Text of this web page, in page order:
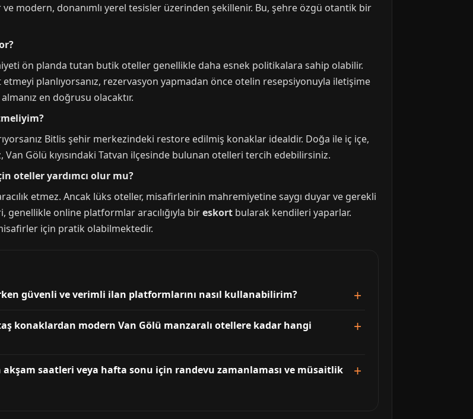
modern, donanımlı yerel tesisler üzerinden şekillenir. Bu, şehre özgü otantik bir
ön planda tutan butik oteller genellikle daha esnek politikalara sahip olabilir.
etmeyi planlıyorsanız, rezervasyon yapmadan önce otelin resepsiyonuyla iletişime
en doğrusu olacaktır.
Bitlis şehir merkezindeki restore edilmiş konaklar idealdir. Doğa ile iç içe,
Gölü kıyısındaki Tatvan ilçesinde bulunan otelleri tercih edebilirsiniz.
oteller yardımcı olur mu?
etmez. Ancak lüks oteller, misafirlerinin mahremiyetine saygı duyar ve gerekli
online platformlar aracılığıyla bireskort bularak kendileri yaparlar.
için pratik olabilmektedir.
güvenli ve verimli ilan platformlarını nasıl kullanabilirim?
konaklardan modern Van Gölü manzaralı otellere kadar hangi
saatleri veya hafta sonu için randevu zamanlaması ve müsaitlik